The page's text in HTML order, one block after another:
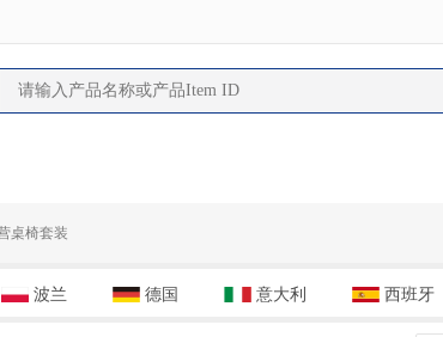
桌椅套装
波兰 德国 意大利 西班牙